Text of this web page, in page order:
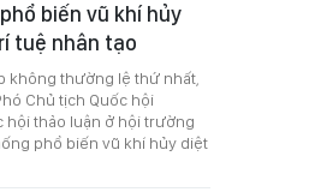
biến vũ khí hủy
tuệ nhân tạo
không thường lệ thứ nhất,
Chủ tịch Quốc hội
hội thảo luận ở hội trường
phổ biến vũ khí hủy diệt